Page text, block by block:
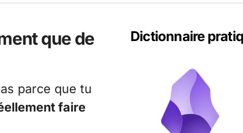
que de
parce que tu
faire
Dictionnaire